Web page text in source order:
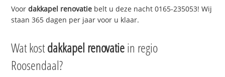
Voordakkapel renovatie belt u deze nacht 0165-235053! Wij
staan 365 dagen per jaar voor u klaar.
Wat kostdakkapel renovatiein regio
Roosendaal?